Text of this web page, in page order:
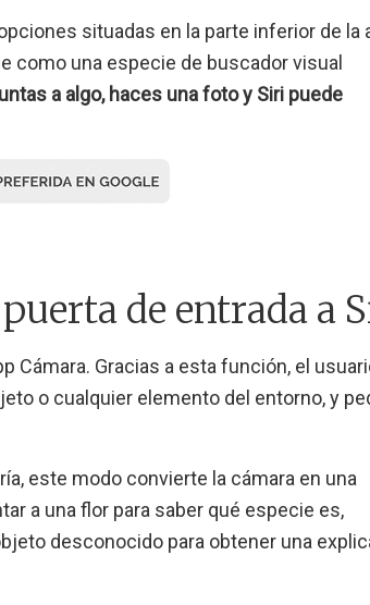
situadas en la parte inferior de la
como una especie de buscador visual
a algo, haces una foto y Siri puede
de entrada a
Cámara. Gracias a esta función, el
o cualquier elemento del entorno, y
este modo convierte la cámara en una
a una flor para saber qué especie es,
desconocido para obtener una